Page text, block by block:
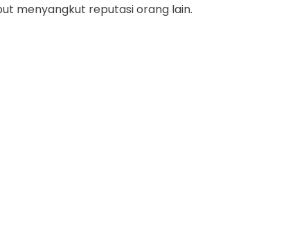
menyangkut reputasi orang lain.